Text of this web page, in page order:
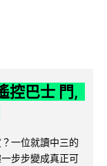
控巴士 門,
一位就讀中三的
步步變成真正可